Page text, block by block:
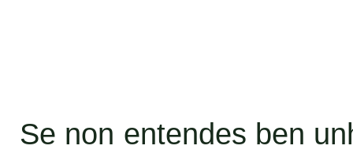
Se non entendes ben